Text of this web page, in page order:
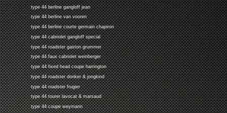
type 44 berline gangloff jean
type 44 berline van vooren
type 44 berline courte germain chapiron
type 44 cabriolet gangloff special
type 44 roadster gaston grummer
type 44 faux cabriolet weinberger
type 44 fixed head coupe harrington
type 44 roadster donker & jongkind
type 44 roadster frugier
type 44 tourer lavocat & marsaud
type 44 coupe weymann